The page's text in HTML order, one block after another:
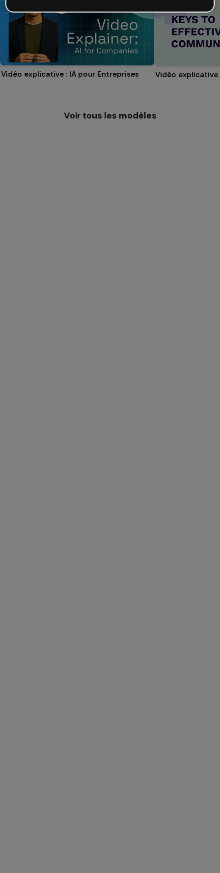
Vidéo explicative : IA pour Entreprises
Voir tous les modèles